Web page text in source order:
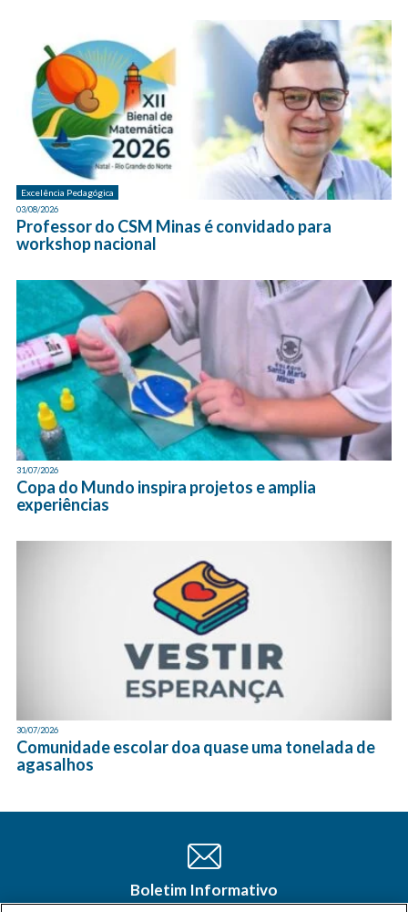
Excelência Pedagógica
03/08/2026
Professor do CSM Minas é convidado para
workshop nacional
31/07/2026
Copa do Mundo inspira projetos e amplia
experiências
30/07/2026
Comunidade escolar doa quase uma tonelada de
agasalhos
Boletim Informativo
Cadastre-se e receba as últimas